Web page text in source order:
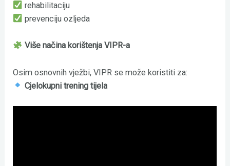
rehabilitaciju
prevenciju ozljeda
Više načina korištenja VIPR-a
Osim osnovnih vježbi, VIPR se može koristiti za:
Cjelokupni trening tijela